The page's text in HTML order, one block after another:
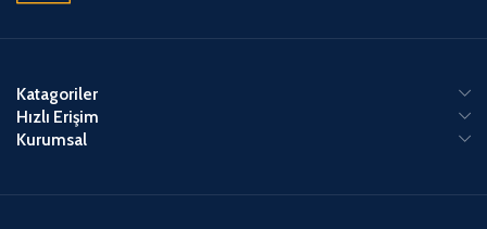
Katagoriler
Hızlı Erişim
Kurumsal